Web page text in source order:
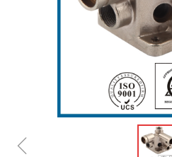
ꁆ